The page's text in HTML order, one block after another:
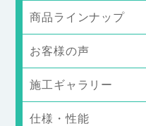
商品ラインナップ
お客様の声
施工ギャラリー
仕様・性能